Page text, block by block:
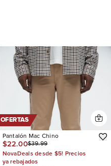
OFERTAS
Pantalón Mac Chino
$22.00$39.99
NovaDeals desde $5! Precios
ya rebajados